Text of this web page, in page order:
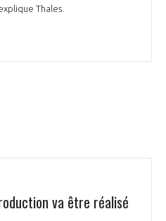
Thales.
va être réalisé